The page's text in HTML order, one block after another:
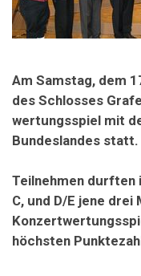
Am Samstag, dem
des Schlosses
wertungsspiel mit
Bundeslandes statt.
Teilnehmen durften
C, und D/E jene
höchsten